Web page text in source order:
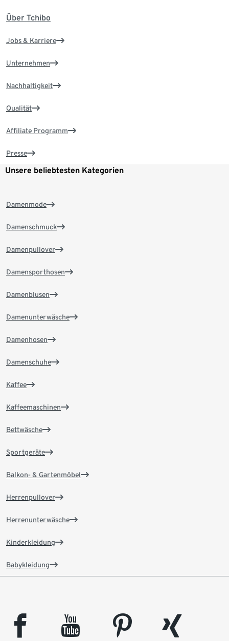
Über Tchibo
Jobs & Karriere
Unternehmen
Nachhaltigkeit
Qualität
Affiliate Programm
Presse
Unsere beliebtesten Kategorien
Damenmode
Damenschmuck
Damenpullover
Damensporthosen
Damenblusen
Damenunterwäsche
Damenhosen
Damenschuhe
Kaffee
Kaffeemaschinen
Bettwäsche
Sportgeräte
Balkon- & Gartenmöbel
Herrenpullover
Herrenunterwäsche
Kinderkleidung
Babykleidung
facebook youtube pinterest
xing